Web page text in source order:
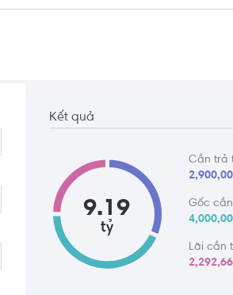
Kết quả
9.19
tỷ
Cần trả
Gốc
Lãi cần